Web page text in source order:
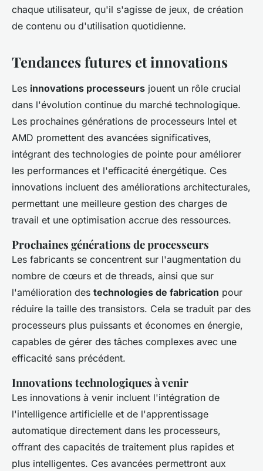
chaque utilisateur, qu'il s'agisse de jeux, de création
de contenu ou d'utilisation quotidienne.
Tendances futures et innovations
Les innovations processeurs jouent un rôle crucial
dans l'évolution continue du marché technologique.
Les prochaines générations de processeurs Intel et
AMD promettent des avancées significatives,
intégrant des technologies de pointe pour améliorer
les performances et l'efficacité énergétique. Ces
innovations incluent des améliorations architecturales,
permettant une meilleure gestion des charges de
travail et une optimisation accrue des ressources.
Prochaines générations de processeurs
Les fabricants se concentrent sur l'augmentation du
nombre de cœurs et de threads, ainsi que sur
l'amélioration des technologies de fabrication pour
réduire la taille des transistors. Cela se traduit par des
processeurs plus puissants et économes en énergie,
capables de gérer des tâches complexes avec une
efficacité sans précédent.
Innovations technologiques à venir
Les innovations à venir incluent l'intégration de
l'intelligence artificielle et de l'apprentissage
automatique directement dans les processeurs,
offrant des capacités de traitement plus rapides et
plus intelligentes. Ces avancées permettront aux